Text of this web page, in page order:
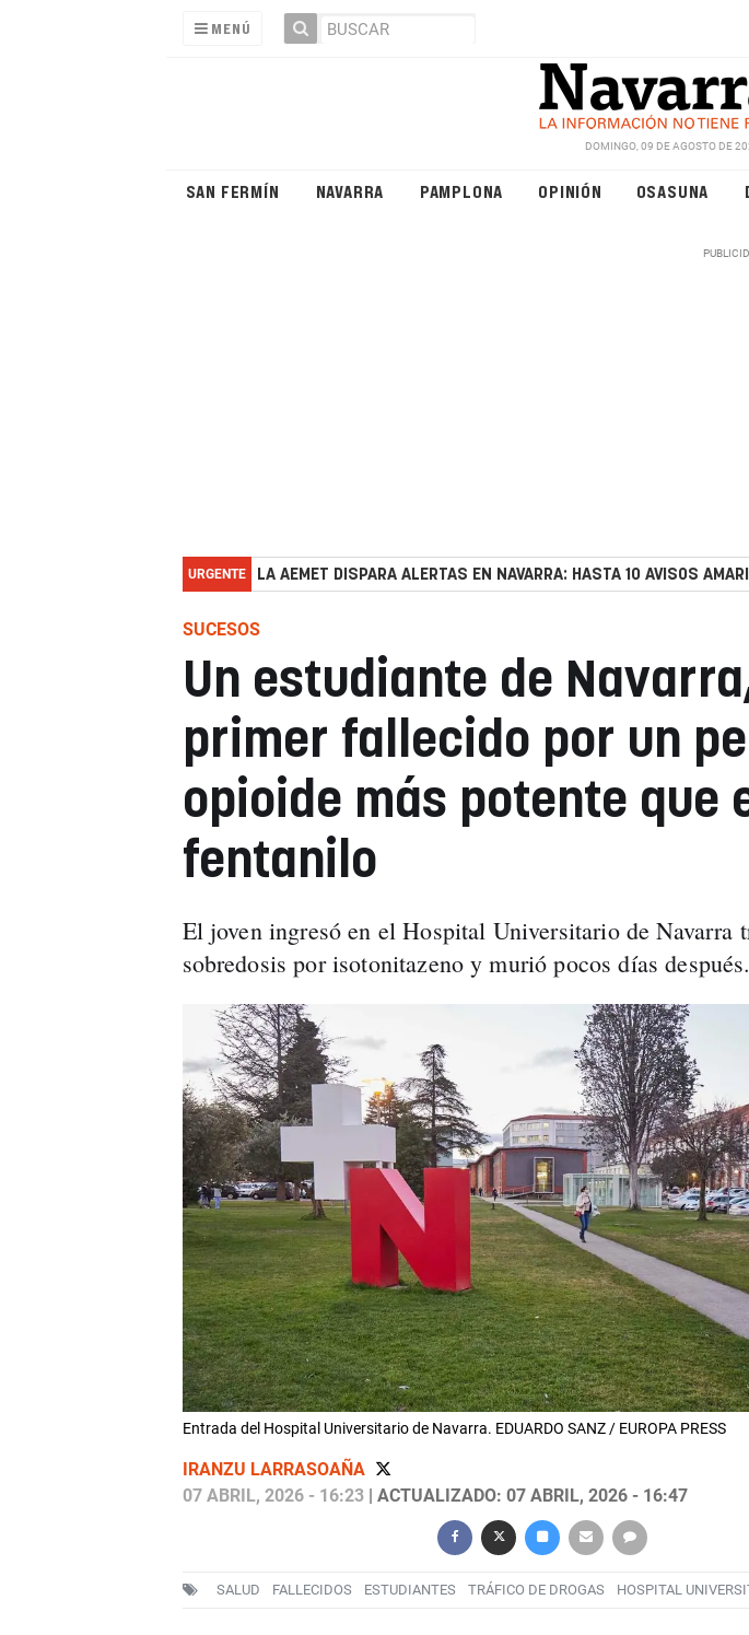
MENÚ
DOMINGO, 09 DE AGOSTO DE
SAN FERMÍN NAVARRA PAMPLONA OPINIÓN OSASUNA
URGENTE LA AEMET DISPARA ALERTAS EN NAVARRA: HASTA 10 AVISOS
SUCESOS
Un estudiante de
primer fallecido por un
opioide más potente que
fentanilo
El joven ingresó en el Hospital Universitario de Navarra
sobredosis por isotonitazeno y murió pocos días después.
Entrada del Hospital Universitario de Navarra. EDUARDO SANZ / EUROPA PRESS
IRANZU LARRASOAÑA
07 ABRIL, 2026 - 16:23| ACTUALIZADO: 07 ABRIL, 2026 - 16:47
SALUD FALLECIDOS ESTUDIANTES TRÁFICO DE DROGAS HOSPITAL